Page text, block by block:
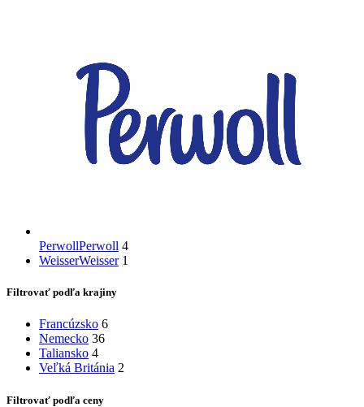
PerwollPerwoll 4
WeisserWeisser 1
Filtrovať podľa krajiny
Francúzsko 6
Nemecko 36
Taliansko 4
Veľká Británia 2
Filtrovať podľa ceny